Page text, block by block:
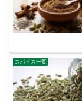
スパイス一覧